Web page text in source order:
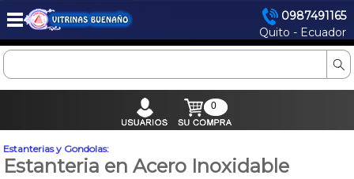
0987491165
Quito - Ecuador
0
Estanterias y Gondolas:
Estanteria en Acero Inoxidable